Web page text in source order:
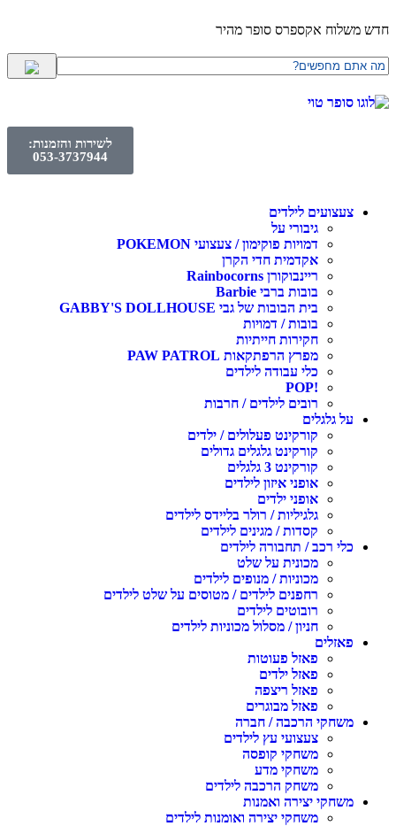
חדש משלוח אקספרס סופר מהיר
לשירות והזמנות:
053-3737944
צעצועים לילדים
גיבורי על
דמויות פוקימון / צעצועי POKEMON
אקדמית חדי הקרן
ריינבוקורן Rainbocorns
בובות ברבי Barbie
בית הבובות של גבי GABBY'S DOLLHOUSE
בובות / דמויות
חקירות חייתיות
מפרץ הרפתקאות PAW PATROL
כלי עבודה לילדים
!POP
רובים לילדים / חרבות
על גלגלים
קורקינט פעלולים / ילדים
קורקינט גלגלים גדולים
קורקינט 3 גלגלים
אופני איזון לילדים
אופני ילדים
גלגיליות / רולר בליידס לילדים
קסדות / מגינים לילדים
כלי רכב / תחבורה לילדים
מכונית על שלט
מכוניות / מנופים לילדים
רחפנים לילדים / מטוסים על שלט לילדים
רובוטים לילדים
חניון / מסלול מכוניות לילדים
פאזלים
פאזל פעוטות
פאזל ילדים
פאזל ריצפה
פאזל מבוגרים
משחקי הרכבה / חברה
צעצועי עץ לילדים
משחקי קופסה
משחקי מדע
משחק הרכבה לילדים
משחקי יצירה ואמנות
משחקי יצירה ואומנות לילדים